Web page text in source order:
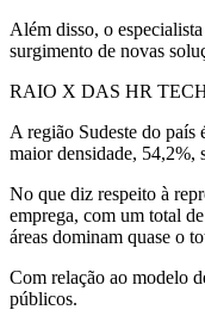
Além disso, o
surgimento de novas
RAIO X DAS HR
A região Sudeste do país
maior densidade, 54,2%,
No que diz respeito à
emprega, com um total
áreas dominam quase o
Com relação ao modelo
públicos.